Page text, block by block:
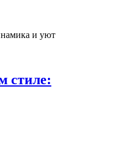
стиле: